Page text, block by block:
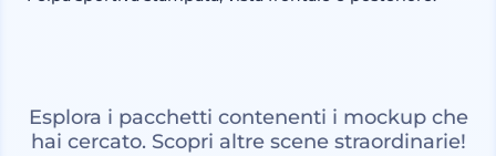
Esplora i pacchetti contenenti i mockup che
hai cercato. Scopri altre scene straordinarie!